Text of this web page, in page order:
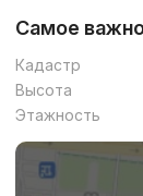
Самое
Кадастр
Высота
Этажность